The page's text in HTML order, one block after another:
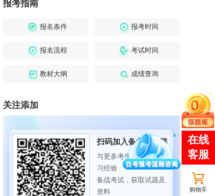
报考指南
报名条件 报考时间
报名流程 考试时间
教材大纲 成绩查询
关注添加
扫码加入备考交流群
与更多考生一起交流学
习经验
备战考试，获取试题及
资料
购物车